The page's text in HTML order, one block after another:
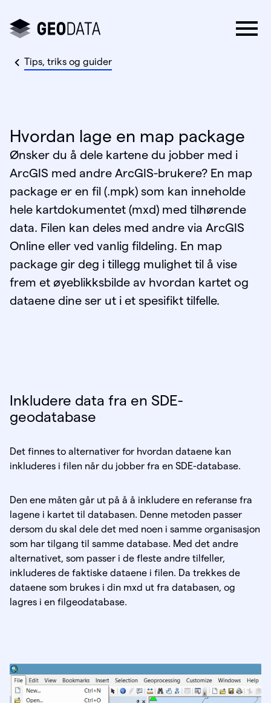
Tips, triks og guider
Hvordan lage en map package
Ønsker du å dele kartene du jobber med i
ArcGIS med andre ArcGIS-brukere? En map
package er en fil (.mpk) som kan inneholde
hele kartdokumentet (mxd) med tilhørende
data. Filen kan deles med andre via ArcGIS
Online eller ved vanlig fildeling. En map
package gir deg i tillegg mulighet til å vise
frem et øyeblikksbilde av hvordan kartet og
dataene dine ser ut i et spesifikt tilfelle.
Inkludere data fra en SDE-
geodatabase
Det finnes to alternativer for hvordan dataene kan
inkluderes i filen når du jobber fra en SDE-database.
Den ene måten går ut på å å inkludere en referanse fra
lagene i kartet til databasen. Denne metoden passer
dersom du skal dele det med noen i samme organisasjon
som har tilgang til samme database. Med det andre
alternativet, som passer i de fleste andre tilfeller,
inkluderes de faktiske dataene i filen. Da trekkes de
dataene som brukes i din mxd ut fra databasen, og
lagres i en filgeodatabase.